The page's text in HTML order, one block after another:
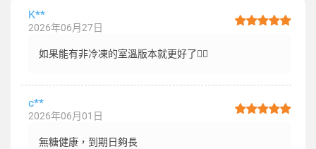
K**
2026年06月27日
如果能有非冷凍的室溫版本就更好了👍🏼
c**
2026年06月01日
無糖健康，到期日夠長